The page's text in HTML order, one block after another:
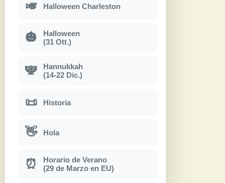
🎺 Halloween Charleston
🎃
Halloween
(31 Ott.)
🕎
Hannukkah
(14-22 Dic.)
📜 Historia
👋 Hola
⏰
Horario de Verano
(29 de Marzo en EU)